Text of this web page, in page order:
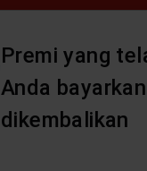
Premi yang
Anda
dikembalikan